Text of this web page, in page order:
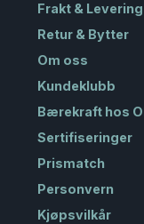
Frakt & Levering
Retur & Bytter
Om oss
Kundeklubb
Bærekraft hos
Sertifiseringer
Prismatch
Personvern
Kjøpsvilkår